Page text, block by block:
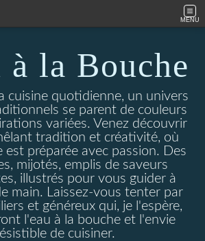
MENU
à la Bouche
cuisine quotidienne, un univers
se parent de couleurs
variées. Venez découvrir
tradition et créativité, où
est préparée avec passion. Des
mijotés, emplis de saveurs
illustrés pour vous guider à
main. Laissez-vous tenter par
et généreux qui, je l'espère,
l'eau à la bouche et l'envie
de cuisiner.